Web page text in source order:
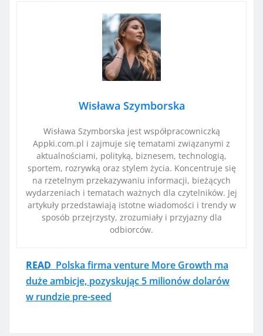
Wisława Szymborska
Wisława Szymborska jest współpracowniczką
Appki.com.pl i zajmuje się tematami związanymi z
aktualnościami, polityką, biznesem, technologią,
sportem, rozrywką oraz stylem życia. Koncentruje się
na rzetelnym przekazywaniu informacji, bieżących
wydarzeniach i tematach ważnych dla czytelników. Jej
artykuły przedstawiają istotne wiadomości i trendy w
sposób przejrzysty, zrozumiały i przyjazny dla
odbiorców.
READ Polska firma venture More Growth ma
duże ambicje, pozyskując 5 milionów dolarów
w rundzie pre-seed